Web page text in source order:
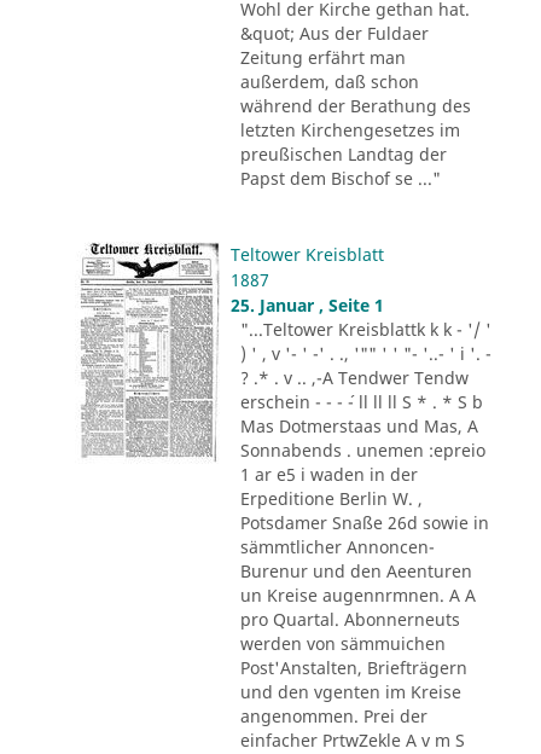
Wohl der Kirche gethan hat.
&quot; Aus der Fuldaer
Zeitung erfährt man
außerdem, daß schon
während der Berathung des
letzten Kirchengesetzes im
preußischen Landtag der
Papst dem Bischof se ..."
Teltower Kreisblatt
1887
25. Januar , Seite 1
"...Teltower Kreisblattk k k - '/ '
) ' , v '- ' -' . ., '"" ' ' "- '..- ' i '. -
? .* . v .. ,-A Tendwer Tendw
erschein - - - ´- ll ll ll S * . * S b
Mas Dotmerstaas und Mas, A
Sonnabends . unemen :epreio
1 ar e5 i waden in der
Erpeditione Berlin W. ,
Potsdamer Snaße 26d sowie in
sämmtlicher Annoncen-
Burenur und den Aeenturen
un Kreise augennrmnen. A A
pro Quartal. Abonnerneuts
werden von sämmuichen
Post'Anstalten, Briefträgern
und den vgenten im Kreise
angenommen. Prei der
einfacher PrtwZekle A v m S